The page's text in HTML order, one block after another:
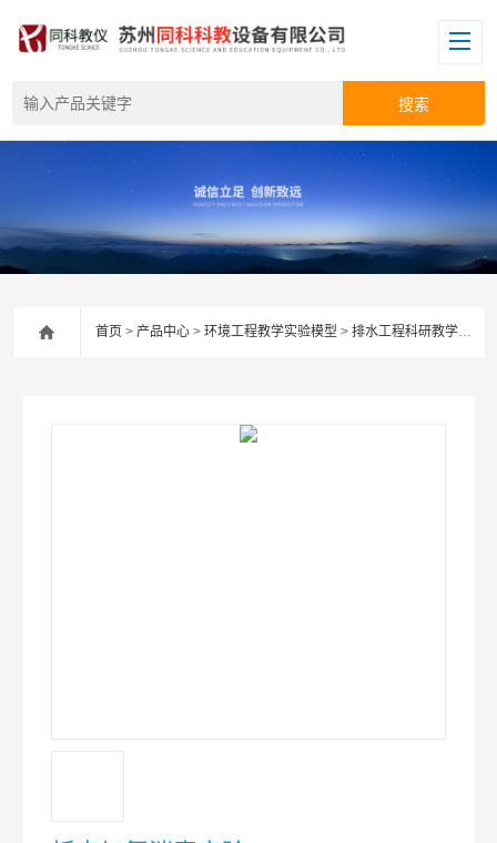
首页 >产品中心 >环境工程教学实验模型 >排水工程科研教学实验装置